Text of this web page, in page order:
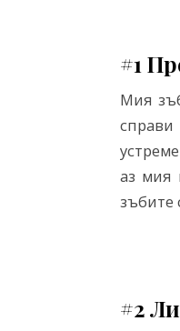
#1
Мия
аз мия
зъбите
#2